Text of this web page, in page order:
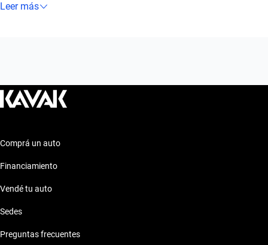
VERDE 240CV TCT VELOCE, DISTINCTIVE 170CV AT, QV
Leer más
Comprá un auto
Financiamiento
Vendé tu auto
Sedes
Preguntas frecuentes